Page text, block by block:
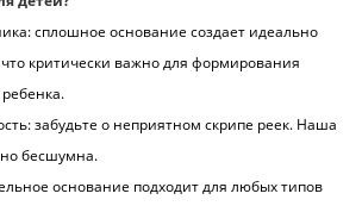
сплошное основание создает идеально
критически важно для формирования
забудьте о неприятном скрипе реек. Наша
бесшумна.
основание подходит для любых типов